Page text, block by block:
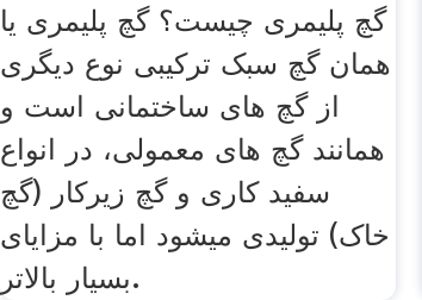
گچ پلیمری چیست؟ گچ پلیمری یا
همان گچ سبک ترکیبی نوع دیگری
از گچ های ساختمانی است و
همانند گچ های معمولی، در انواع
سفید کاری و گچ زیرکار (گچ
خاک) تولیدی میشود اما با مزایای
بسیار بالاتر.